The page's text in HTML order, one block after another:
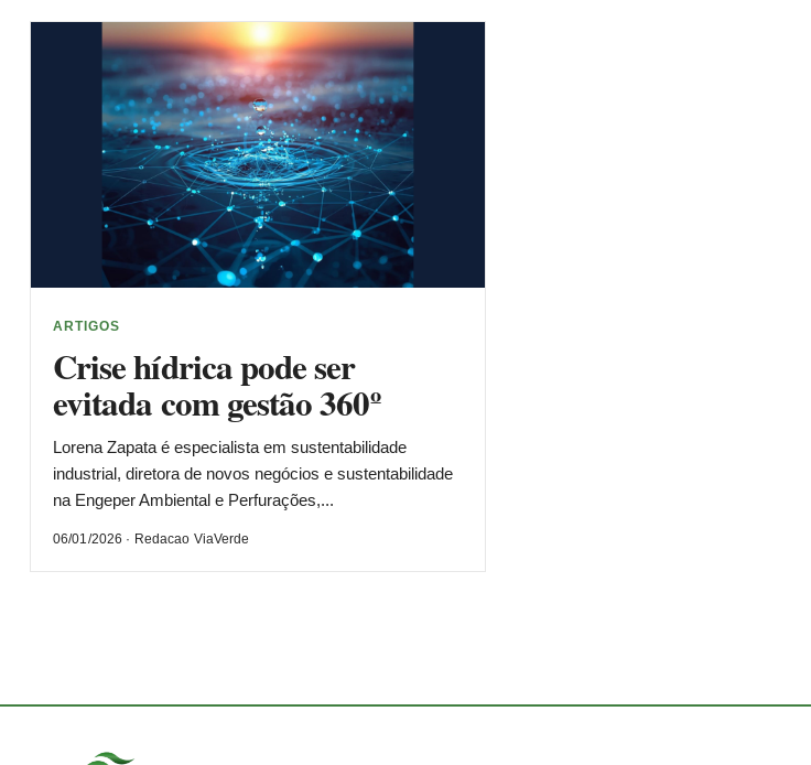
ARTIGOS
Crise hídrica pode ser
evitada com gestão 360º
Lorena Zapata é especialista em sustentabilidade
industrial, diretora de novos negócios e sustentabilidade
na Engeper Ambiental e Perfurações,...
06/01/2026 · Redacao ViaVerde